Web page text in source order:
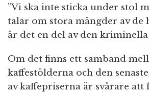
”Vi ska inte sticka under stol
talar om stora mängder av de
är det en del av den
Om det finns ett samband
kaffestölderna och den
av kaffepriserna är svårare att